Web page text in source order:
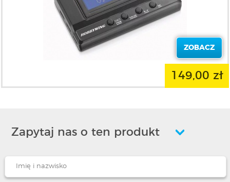
ZOBACZ
149,00 zł
Zapytaj nas o ten produkt